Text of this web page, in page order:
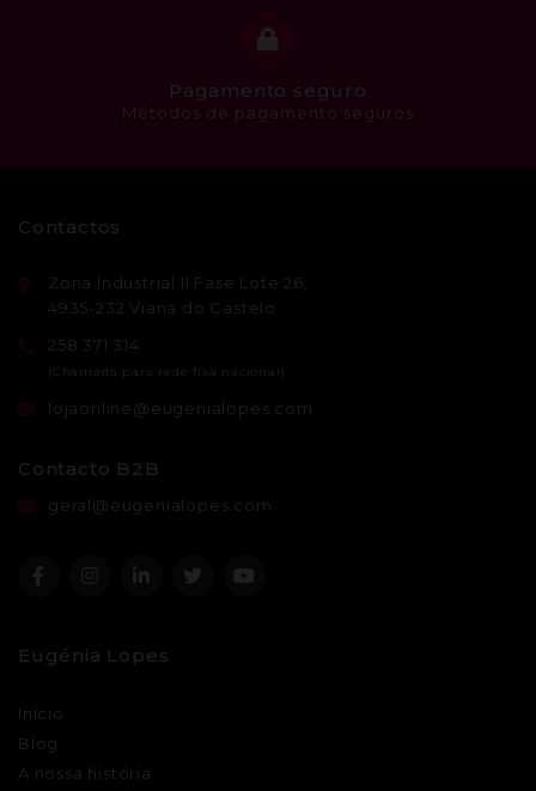
Pagamento seguro
Métodos de pagamento seguros
Contactos
Zona Industrial II Fase Lote 26,
4935-232 Viana do Castelo
258 371 314
lojaonline@eugenialopes.com
Contacto B2B
geral@eugenialopes.com
Eugénia Lopes
Início
Blog
A nossa história